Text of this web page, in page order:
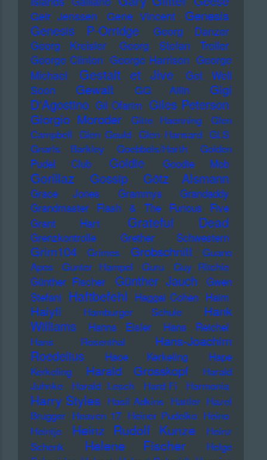
Geir Jenssen Gene Vincent
Genesis
Genesis P-Orridge
Georg Danzer
Georg Kreisler
Georg Stefan Troller
George Clinton George Harrison George
Michael
Gestalt et Jive
Get Well
Soon
Gewalt GG Allin
Gigi
D'Agostino Gil Ofarim Giles Peterson
Giorgio Moroder
Gitte Haenning
Glen
Campbell Glen Gould Glen Hansard GLS
Gnarls Barkley
Goebbels/Harth
Golden
Pudel Club
Goldie Goodie Mob
Gorillaz Gossip Götz Alsmann
Grace Jones Grammys
Grandaddy
Grandmaster Flash & The Furious Five
Grant Hart
Grateful Dead
Grenzkontrolle Grether Schwestern
Grim104 Grimes Grobschnitt
Guano
Apes
Gunter Hampel Guru
Guy Ritchie
Günther Fischer
Günther Jauch
Gwen
Stefani Haftbefehl Haggai Cohen Haim
Haiyti Hamburger Schule
Hank
Williams
Hanns Eisler
Hans Reichel
Hans Rosenthal
Hans-Joachim
Roedelius
Haoe Kerkeling
Hape
Kerkeling
Harald Grosskopf
Harald
Juhnke
Harald Lesch Hard-Fi Harmonia
Harry Styles Hasil Adkins Hattler Hazel
Brugger Heaven 17 Heiner Pudelko Heino
Heintje
Heinz Rudolf Kunze
Heinz
Schenk
Helene Fischer
Helge